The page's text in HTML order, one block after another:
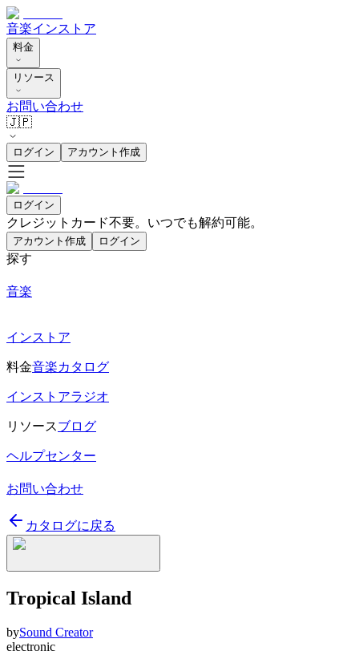
音楽インストア
料金
リソース
お問い合わせ
🇯🇵
ログイン アカウント作成
ログイン
クレジットカード不要。いつでも解約可能。
アカウント作成 ログイン
探す
音楽
インストア
料金音楽カタログ
インストアラジオ
リソースブログ
ヘルプセンター
お問い合わせ
カタログに戻る
Tropical Island
bySound Creator
electronic